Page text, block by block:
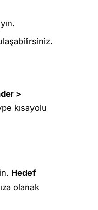
>
kısayolu
Hedef
olanak